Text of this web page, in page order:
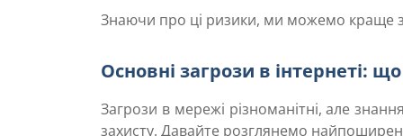
Знаючи про ці ризики, ми можемо краще
Основні загрози в інтернеті:
Загрози в мережі різноманітні, але
захисту. Давайте розглянемо